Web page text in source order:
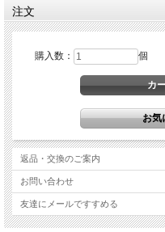
注文
購入数： 個
返品・交換のご案内
お問い合わせ
友達にメールですすめる